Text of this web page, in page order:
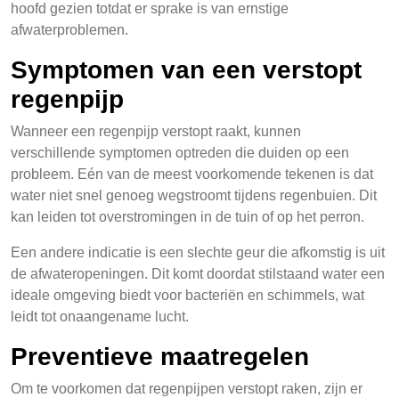
hoofd gezien totdat er sprake is van ernstige
afwaterproblemen.
Symptomen van een verstopt
regenpijp
Wanneer een regenpijp verstopt raakt, kunnen
verschillende symptomen optreden die duiden op een
probleem. Eén van de meest voorkomende tekenen is dat
water niet snel genoeg wegstroomt tijdens regenbuien. Dit
kan leiden tot overstromingen in de tuin of op het perron.
Een andere indicatie is een slechte geur die afkomstig is uit
de afwateropeningen. Dit komt doordat stilstaand water een
ideale omgeving biedt voor bacteriën en schimmels, wat
leidt tot onaangename lucht.
Preventieve maatregelen
Om te voorkomen dat regenpijpen verstopt raken, zijn er